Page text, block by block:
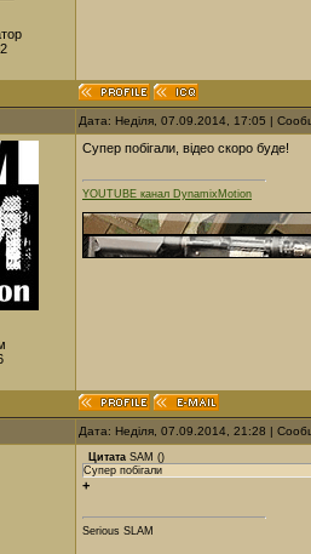
Дата: Неділя, 07.09.2014, 17:05 |
Супер побігали, відео скоро буде!
YOUTUBE канал DynamixMotion
Дата: Неділя, 07.09.2014, 21:28 |
Цитата SAM ()
Супер побігали
+
Serious SLAM